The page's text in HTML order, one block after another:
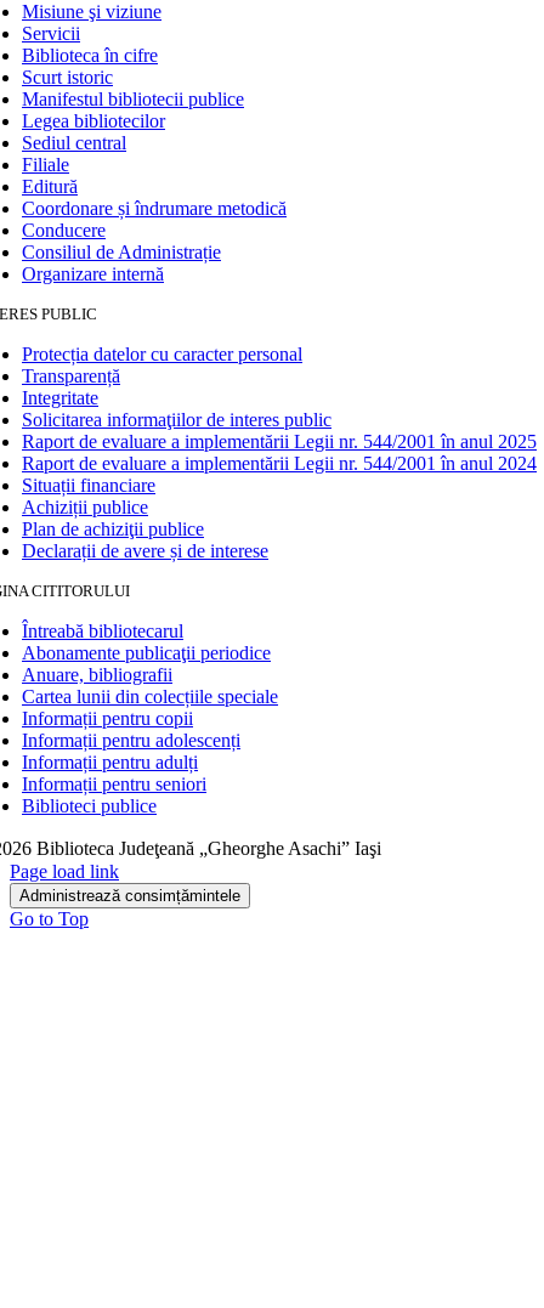
Misiune şi viziune
Servicii
Biblioteca în cifre
Scurt istoric
Manifestul bibliotecii publice
Legea bibliotecilor
Sediul central
Filiale
Editură
Coordonare și îndrumare metodică
Conducere
Consiliul de Administrație
Organizare internă
PUBLIC
Protecția datelor cu caracter personal
Transparență
Integritate
Solicitarea informaţiilor de interes public
Raport de evaluare a implementării Legii nr. 544/2001 în anul 2025
Raport de evaluare a implementării Legii nr. 544/2001 în anul 2024
Situații financiare
Achiziții publice
Plan de achiziţii publice
Declarații de avere și de interese
CITITORULUI
Întreabă bibliotecarul
Abonamente publicaţii periodice
Anuare, bibliografii
Cartea lunii din colecțiile speciale
Informații pentru copii
Informații pentru adolescenți
Informații pentru adulți
Informații pentru seniori
Biblioteci publice
Biblioteca Judeţeană „Gheorghe Asachi” Iaşi
Page load link
Administrează consimțămintele
Go to Top